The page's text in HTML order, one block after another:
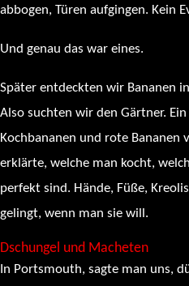
abbogen, Türen aufgingen. Kein
Und genau das war eines.
Später entdeckten wir Bananen
Also suchten wir den Gärtner.
Kochbananen und rote Bananen
erklärte, welche man kocht,
perfekt sind. Hände, Füße,
gelingt, wenn man sie will.
Dschungel und Macheten
In Portsmouth, sagte man uns,